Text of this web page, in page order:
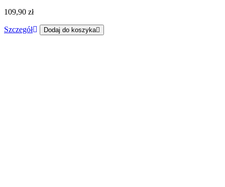
109,90 zł
Szczegół Dodaj do koszyka